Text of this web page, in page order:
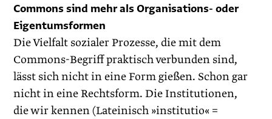
Commons sind mehr als Organisations- oder
Eigentumsformen
Die Vielfalt sozialer Prozesse, die mit dem
Commons-Begriff praktisch verbunden sind,
lässt sich nicht in eine Form gießen. Schon gar
nicht in eine Rechtsform. Die Institutionen,
die wir kennen (Lateinisch »institutio« =